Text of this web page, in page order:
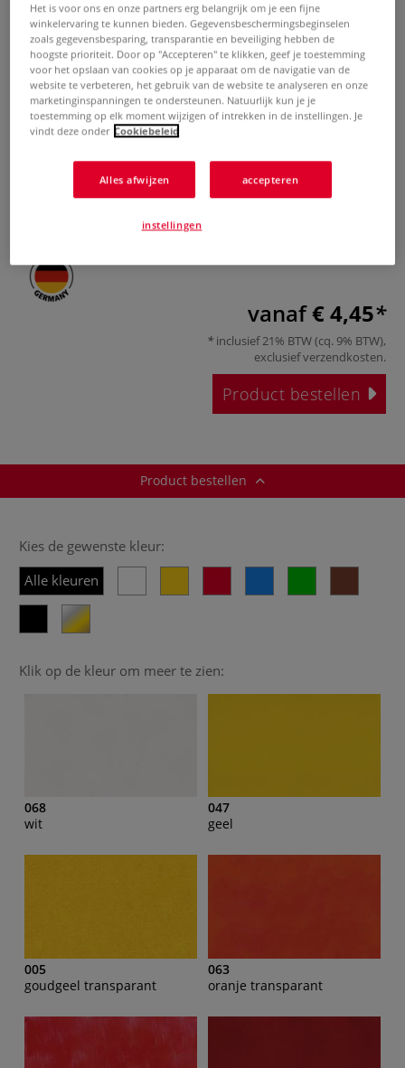
ARTIDEE® kleurstof voor hars
0 Beoordeling
ARTIDEE® giethars - ideaal geschikt voor het verven van
Verkrijgbaar in flacons van 10 ml.De metallic kleuren zilver,
vanaf€ 4,45
inclusief 21% BTW (cq. 9% BTW),
exclusiefverzendkosten.
Product bestellen
Product bestellen
Kies de gewenste kleur:
Alle kleuren
Klik op de kleur om meer te zien:
068
wit
047
geel
005
goudgeel transparant
063
oranje transparant
Het is voor ons en onze partners erg belangrijk om je een fijne
winkelervaring te kunnen bieden. Gegevensbeschermingsbeginselen
zoals gegevensbesparing, transparantie en beveiliging hebben de
hoogste prioriteit. Door op "Accepteren" te klikken, geef je toestemming
voor het opslaan van cookies op je apparaat om de navigatie van de
website te verbeteren, het gebruik van de website te analyseren en onze
marketinginspanningen te ondersteunen. Natuurlijk kun je je
toestemming op elk moment wijzigen of intrekken in de instellingen. Je
vindt deze onder Cookiebeleid
Alles afwijzen accepteren
instellingen